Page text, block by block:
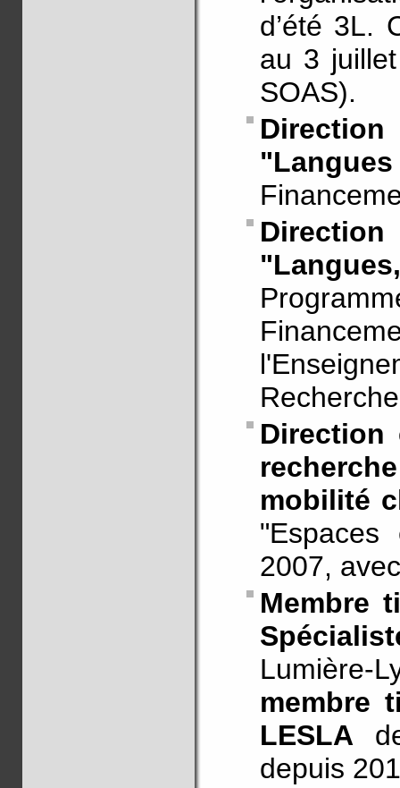
d’été 3L.
au 3
SOAS).
mobilité
2007,
Membre
membre
LESLA
depuis